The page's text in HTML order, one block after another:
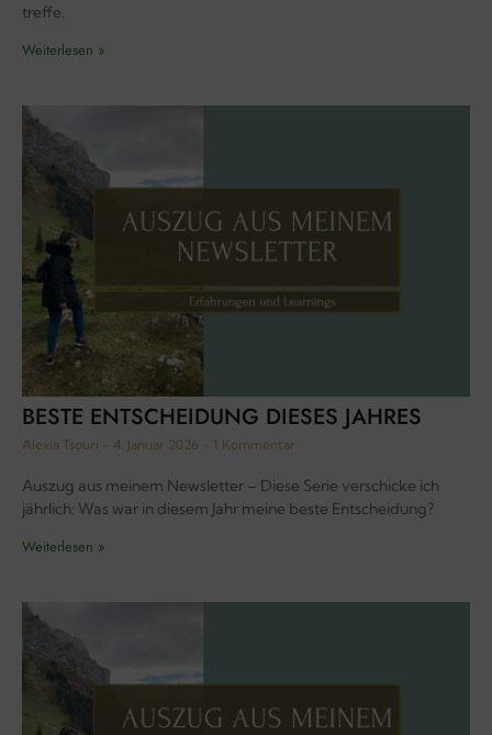
treffe.
Weiterlesen »
BESTE ENTSCHEIDUNG DIESES JAHRES
Alexia Tsouri 4. Januar 2026 1 Kommentar
Auszug aus meinem Newsletter – Diese Serie verschicke ich
jährlich: Was war in diesem Jahr meine beste Entscheidung?
Weiterlesen »